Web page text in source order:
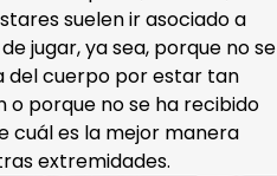
suelen ir asociado a
jugar, ya sea, porque no se
del cuerpo por estar tan
porque no se ha recibido
cuál es la mejor manera
extremidades.